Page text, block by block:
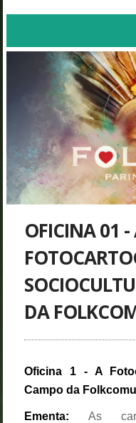
OFICINA 01 -
DA
Oficina 1 - A
Campo da
Ementa:As